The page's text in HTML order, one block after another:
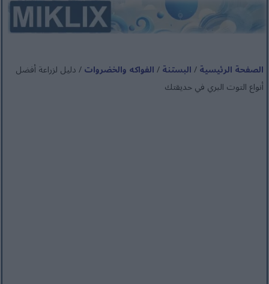
الصفحة الرئيسية/البستنة/الفواكه والخضروات/ دليل لزراعة أفضل
أنواع التوت البري في حديقتك